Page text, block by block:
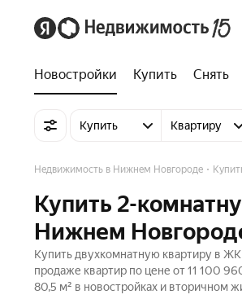
Новостройки Купить Снять
Купить Квартиру
Недвижимость в Нижнем Новгороде
Купить 2-
Нижнем
Купить двухкомнатную квартиру в
продаже квартир по цене от 11 100
80,5 м² в новостройках и вторичном